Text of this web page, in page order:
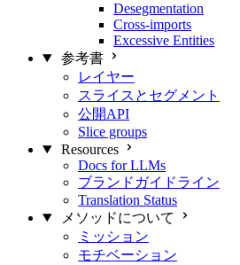
Desegmentation
Cross-imports
Excessive Entities
参考書
レイヤー
スライスとセグメント
公開API
Slice groups
Resources
Docs for LLMs
ブランドガイドライン
Translation Status
メソッドについて
ミッション
モチベーション